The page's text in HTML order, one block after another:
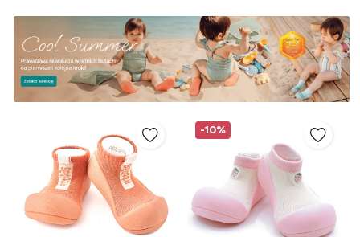
-10%